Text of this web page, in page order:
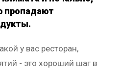
пропадают
у вас ресторан,
- это хороший шаг в